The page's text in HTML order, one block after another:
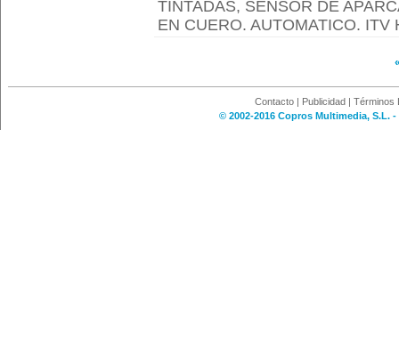
TINTADAS, SENSOR DE
EN CUERO. AUTOMATICO. ITV
Contacto | Publicidad | Términos
© 2002-2016 Copros Multimedia, S.L.